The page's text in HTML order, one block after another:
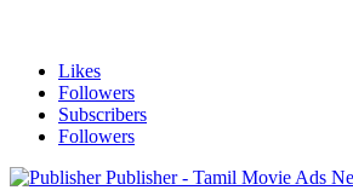
Likes
Followers
Subscribers
Followers
Publisher - Tamil Movie Ads